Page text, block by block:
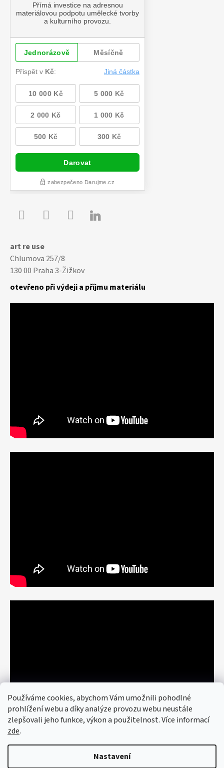
Používáme cookies, abychom Vám umožnili pohodlné
prohlížení webu a díky analýze provozu webu neustále
zlepšovali jeho funkce, výkon a použitelnost. Více informací
zde.
Nastavení

art re use
Chlumova 257/8
130 00 Praha 3-Žižkov
otevřeno při výdeji a příjmu materiálu